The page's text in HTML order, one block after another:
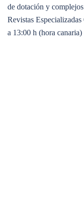
de dotación y
Revistas
a 13:00 h (hora